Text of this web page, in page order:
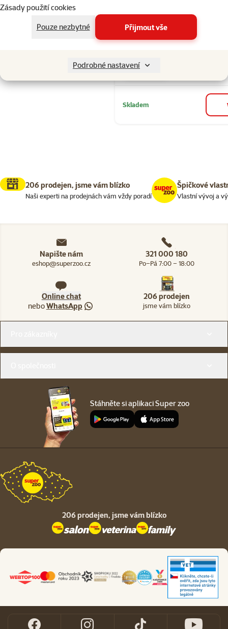
Zásady použití cookies
Pouze nezbytné
Přijmout vše
Podrobné nastavení
pro Zen
Běžná cena 59
Skladem
206 prodejen, jsme vám blízko
Naši experti na prodejnách vám vždy poradí
Špičkové
Vlastní vývoj a
Napište nám
eshop@superzoo.cz
321 000 180
Po–Pá 7:00 – 18:00
Online chat
neboWhatsApp
206 prodejen
jsme vám blízko
Stáhněte si aplikaci Super zoo
206 prodejen, jsme vám blízko